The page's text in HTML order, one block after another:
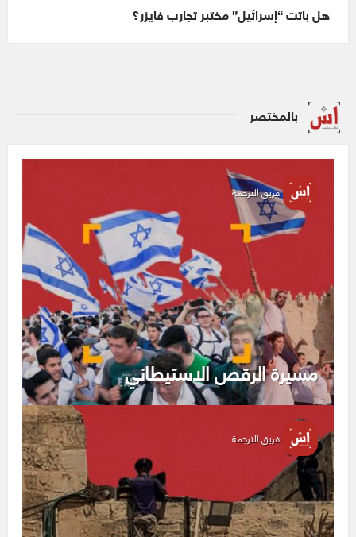
هل باتت “إسرائيل” مختبر تجارب فايزر؟
بالمختصر
فريق الترجمة
مسيرة الرقص الاستيطاني
فريق الترجمة